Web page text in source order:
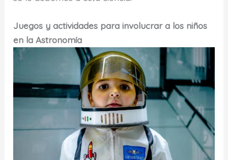
Juegos y actividades para involucrar a los niños
en la Astronomía